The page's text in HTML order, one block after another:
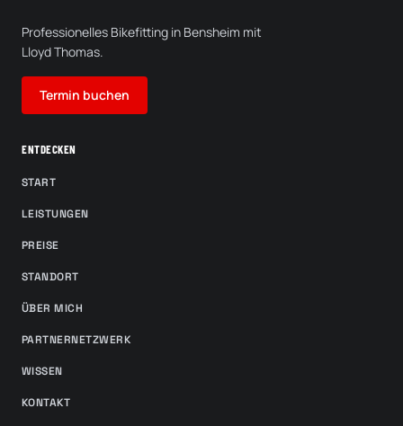
Professionelles Bikefitting in Bensheim mit
Lloyd Thomas.
Termin buchen
ENTDECKEN
START
LEISTUNGEN
PREISE
STANDORT
ÜBER MICH
PARTNERNETZWERK
WISSEN
KONTAKT